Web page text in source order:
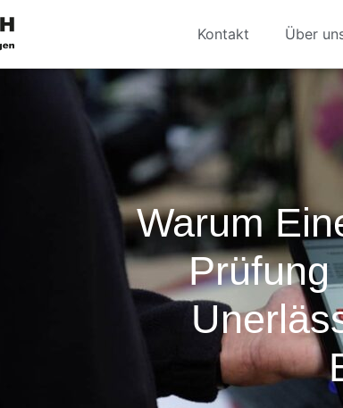
Kontakt Über
Warum
Prüfung